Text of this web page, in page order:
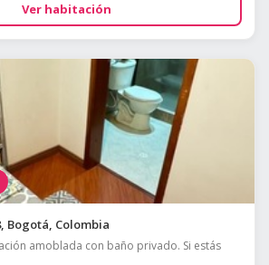
Ver habitación
Bogotá, Colombia
amoblada con baño privado. Si estás